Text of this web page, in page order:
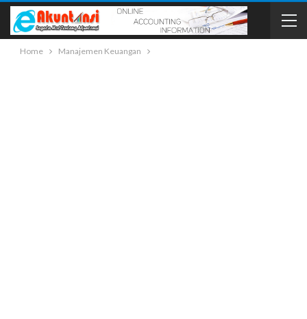
Home Manajemen Keuangan